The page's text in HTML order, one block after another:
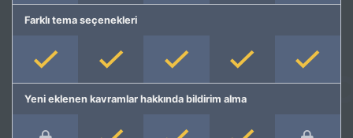
Farklı tema seçenekleri
Yeni eklenen kavramlar hakkında bildirim alma